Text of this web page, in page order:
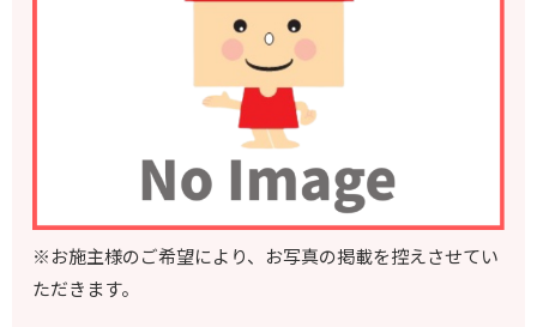
※お施主様のご希望により、お写真の掲載を控えさせてい
ただきます。